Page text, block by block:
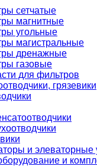
сетчатые
магнитные
угольные
магистральные
дренажные
газовые
для фильтров
и элеваторные
и